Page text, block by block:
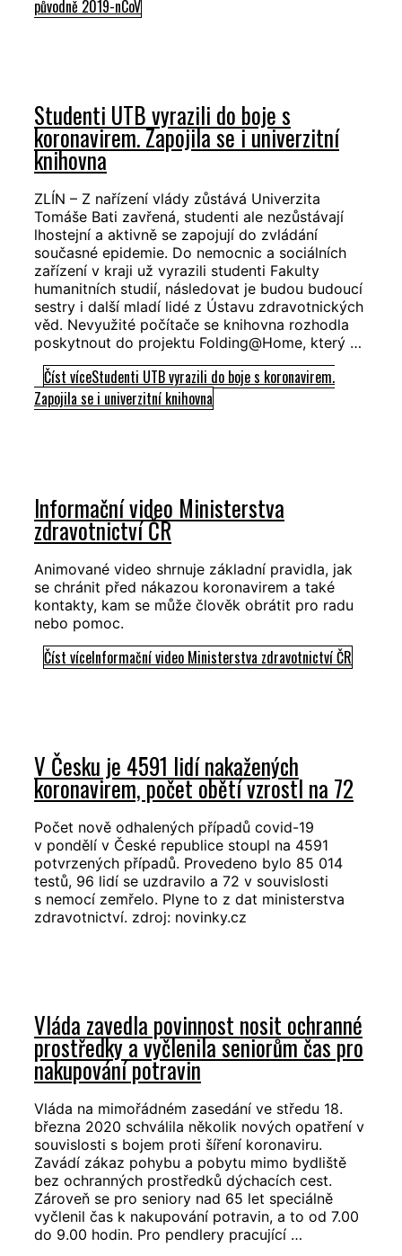
původně 2019-nCoV
Studenti UTB vyrazili do boje s
koronavirem. Zapojila se i univerzitní
knihovna
ZLÍN – Z nařízení vlády zůstává Univerzita
Tomáše Bati zavřená, studenti ale nezůstávají
lhostejní a aktivně se zapojují do zvládání
současné epidemie. Do nemocnic a sociálních
zařízení v kraji už vyrazili studenti Fakulty
humanitních studií, následovat je budou budoucí
sestry i další mladí lidé z Ústavu zdravotnických
věd. Nevyužité počítače se knihovna rozhodla
poskytnout do projektu Folding@Home, který …
Číst víceStudenti UTB vyrazili do boje s koronavirem.
Zapojila se i univerzitní knihovna
Informační video Ministerstva
zdravotnictví ČR
Animované video shrnuje základní pravidla, jak
se chránit před nákazou koronavirem a také
kontakty, kam se může člověk obrátit pro radu
nebo pomoc.
Číst víceInformační video Ministerstva zdravotnictví ČR
V Česku je 4591 lidí nakažených
koronavirem, počet obětí vzrostl na 72
Počet nově odhalených případů covid-19
v pondělí v České republice stoupl na 4591
potvrzených případů. Provedeno bylo 85 014
testů, 96 lidí se uzdravilo a 72 v souvislosti
s nemocí zemřelo. Plyne to z dat ministerstva
zdravotnictví. zdroj: novinky.cz
Vláda zavedla povinnost nosit ochranné
prostředky a vyčlenila seniorům čas pro
nakupování potravin
Vláda na mimořádném zasedání ve středu 18.
března 2020 schválila několik nových opatření v
souvislosti s bojem proti šíření koronaviru.
Zavádí zákaz pohybu a pobytu mimo bydliště
bez ochranných prostředků dýchacích cest.
Zároveň se pro seniory nad 65 let speciálně
vyčlenil čas k nakupování potravin, a to od 7.00
do 9.00 hodin. Pro pendlery pracující …